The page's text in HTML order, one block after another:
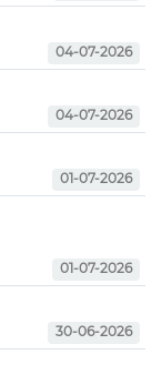
04-07-2026
04-07-2026
01-07-2026
01-07-2026
30-06-2026